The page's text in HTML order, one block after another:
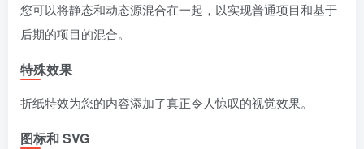
您可以将静态和动态源混合在一起，以实现普通项目和基于
后期的项目的混合。
特殊效果
折纸特效为您的内容添加了真正令人惊叹的视觉效果。
图标和 SVG